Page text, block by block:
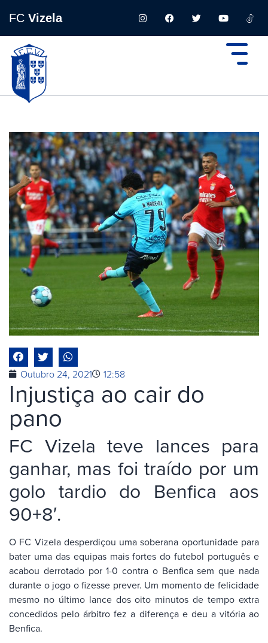
FC Vizela
Outubro 24, 2021 12:58
Injustiça ao cair do
pano
FC Vizela teve lances para
ganhar, mas foi traído por um
golo tardio do Benfica aos
90+8′.
O FC Vizela desperdiçou uma soberana oportunidade para
bater uma das equipas mais fortes do futebol português e
acabou derrotado por 1-0 contra o Benfica sem que nada
durante o jogo o fizesse prever. Um momento de felicidade
mesmo no último lance dos oito minutos de tempo extra
concedidos pelo árbitro fez a diferença e deu a vitória ao
Benfica.